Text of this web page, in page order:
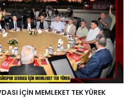
İÇİN MEMLEKET TEK YÜREK